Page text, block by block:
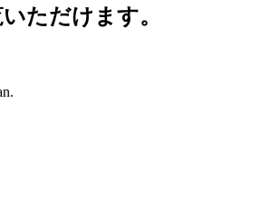
ただけます。